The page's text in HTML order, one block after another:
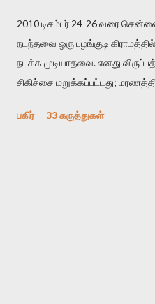
2010 டிசம்பர் 24-26 வரை
நடந்தவை ஒரு பழங்குடி கிராமத்தில்
நடக்க முடியாதவை. எனது
சிகிச்சை மறுக்கப்பட்டது;
பகிர்
33 கருத்துகள்